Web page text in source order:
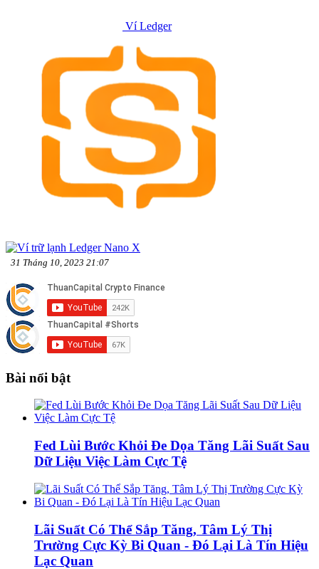
Ví Ledger
31 Tháng 10, 2023 21:07
Bài nổi bật
Fed Lùi Bước Khỏi Đe Dọa Tăng Lãi Suất Sau
Dữ Liệu Việc Làm Cực Tệ
Lãi Suất Có Thể Sắp Tăng, Tâm Lý Thị
Trường Cực Kỳ Bi Quan - Đó Lại Là Tín Hiệu
Lạc Quan